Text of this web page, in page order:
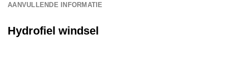
AANVULLENDE INFORMATIE
Hydrofiel windsel